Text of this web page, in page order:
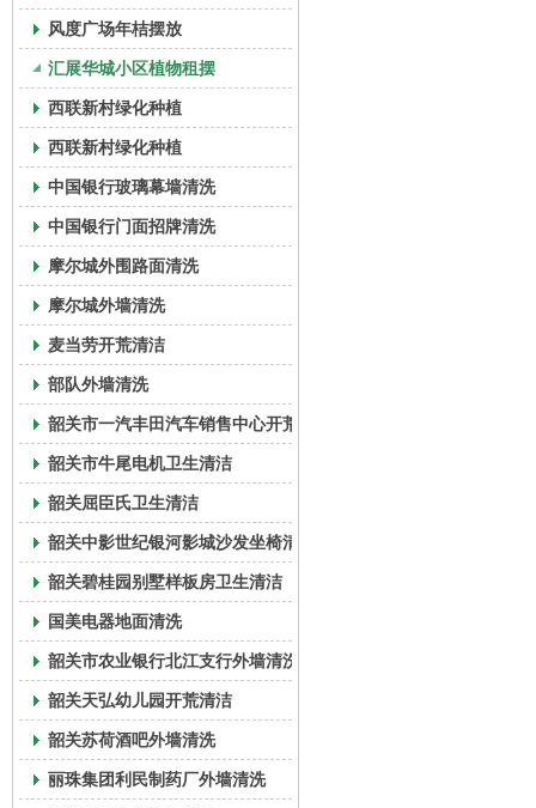
风度广场年桔摆放
汇展华城小区植物租摆
西联新村绿化种植
西联新村绿化种植
中国银行玻璃幕墙清洗
中国银行门面招牌清洗
摩尔城外围路面清洗
摩尔城外墙清洗
麦当劳开荒清洁
部队外墙清洗
韶关市一汽丰田汽车销售中心开荒清洁
韶关市牛尾电机卫生清洁
韶关屈臣氏卫生清洁
韶关中影世纪银河影城沙发坐椅清洗
韶关碧桂园别墅样板房卫生清洁
国美电器地面清洗
韶关市农业银行北江支行外墙清洗
韶关天弘幼儿园开荒清洁
韶关苏荷酒吧外墙清洗
丽珠集团利民制药厂外墙清洗